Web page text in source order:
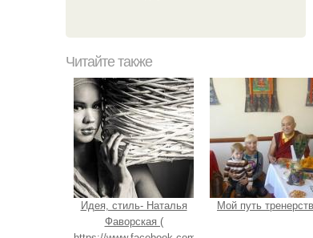
Читайте также
Идея, стиль- Наталья
Фаворская (
Мой путь